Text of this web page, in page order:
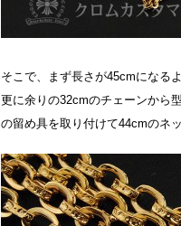
そこで、まず長さが45cmになる
更に余りの32cmのチェーンから
の留め具を取り付けて44cmのネ